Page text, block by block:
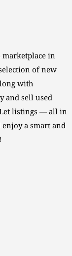
in
of new
with
and sell used
listings — all in
a smart and